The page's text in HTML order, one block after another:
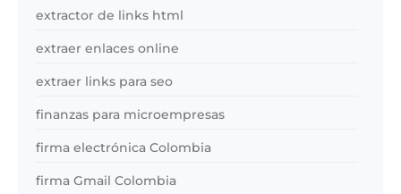
extractor de links html
extraer enlaces online
extraer links para seo
finanzas para microempresas
firma electrónica Colombia
firma Gmail Colombia